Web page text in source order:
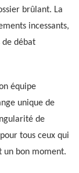
brûlant. La
incessants,
débat
équipe
unique de
de
tous ceux qui
un bon moment.